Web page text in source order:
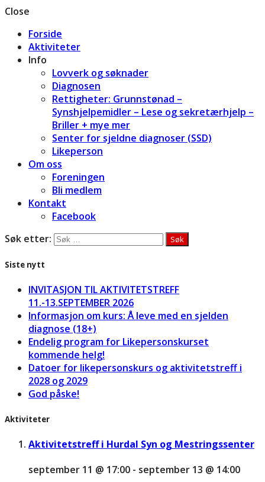
Close
Forside
Aktiviteter
Info
Lovverk og søknader
Diagnosen
Rettigheter: Grunnstønad –
Synshjelpemidler – Lese og sekretærhjelp –
Briller + mye mer
Senter for sjeldne diagnoser (SSD)
Likeperson
Om oss
Foreningen
Bli medlem
Kontakt
Facebook
Søk etter:
Siste nytt
INVITASJON TIL AKTIVITETSTREFF
11.-13.SEPTEMBER 2026
Informasjon om kurs: Å leve med en sjelden
diagnose (18+)
Endelig program for Likepersonskurset
kommende helg!
Datoer for likepersonskurs og aktivitetstreff i
2028 og 2029
God påske!
Aktiviteter
Aktivitetstreff i Hurdal Syn og Mestringssenter
september 11 @ 17:00 - september 13 @ 14:00